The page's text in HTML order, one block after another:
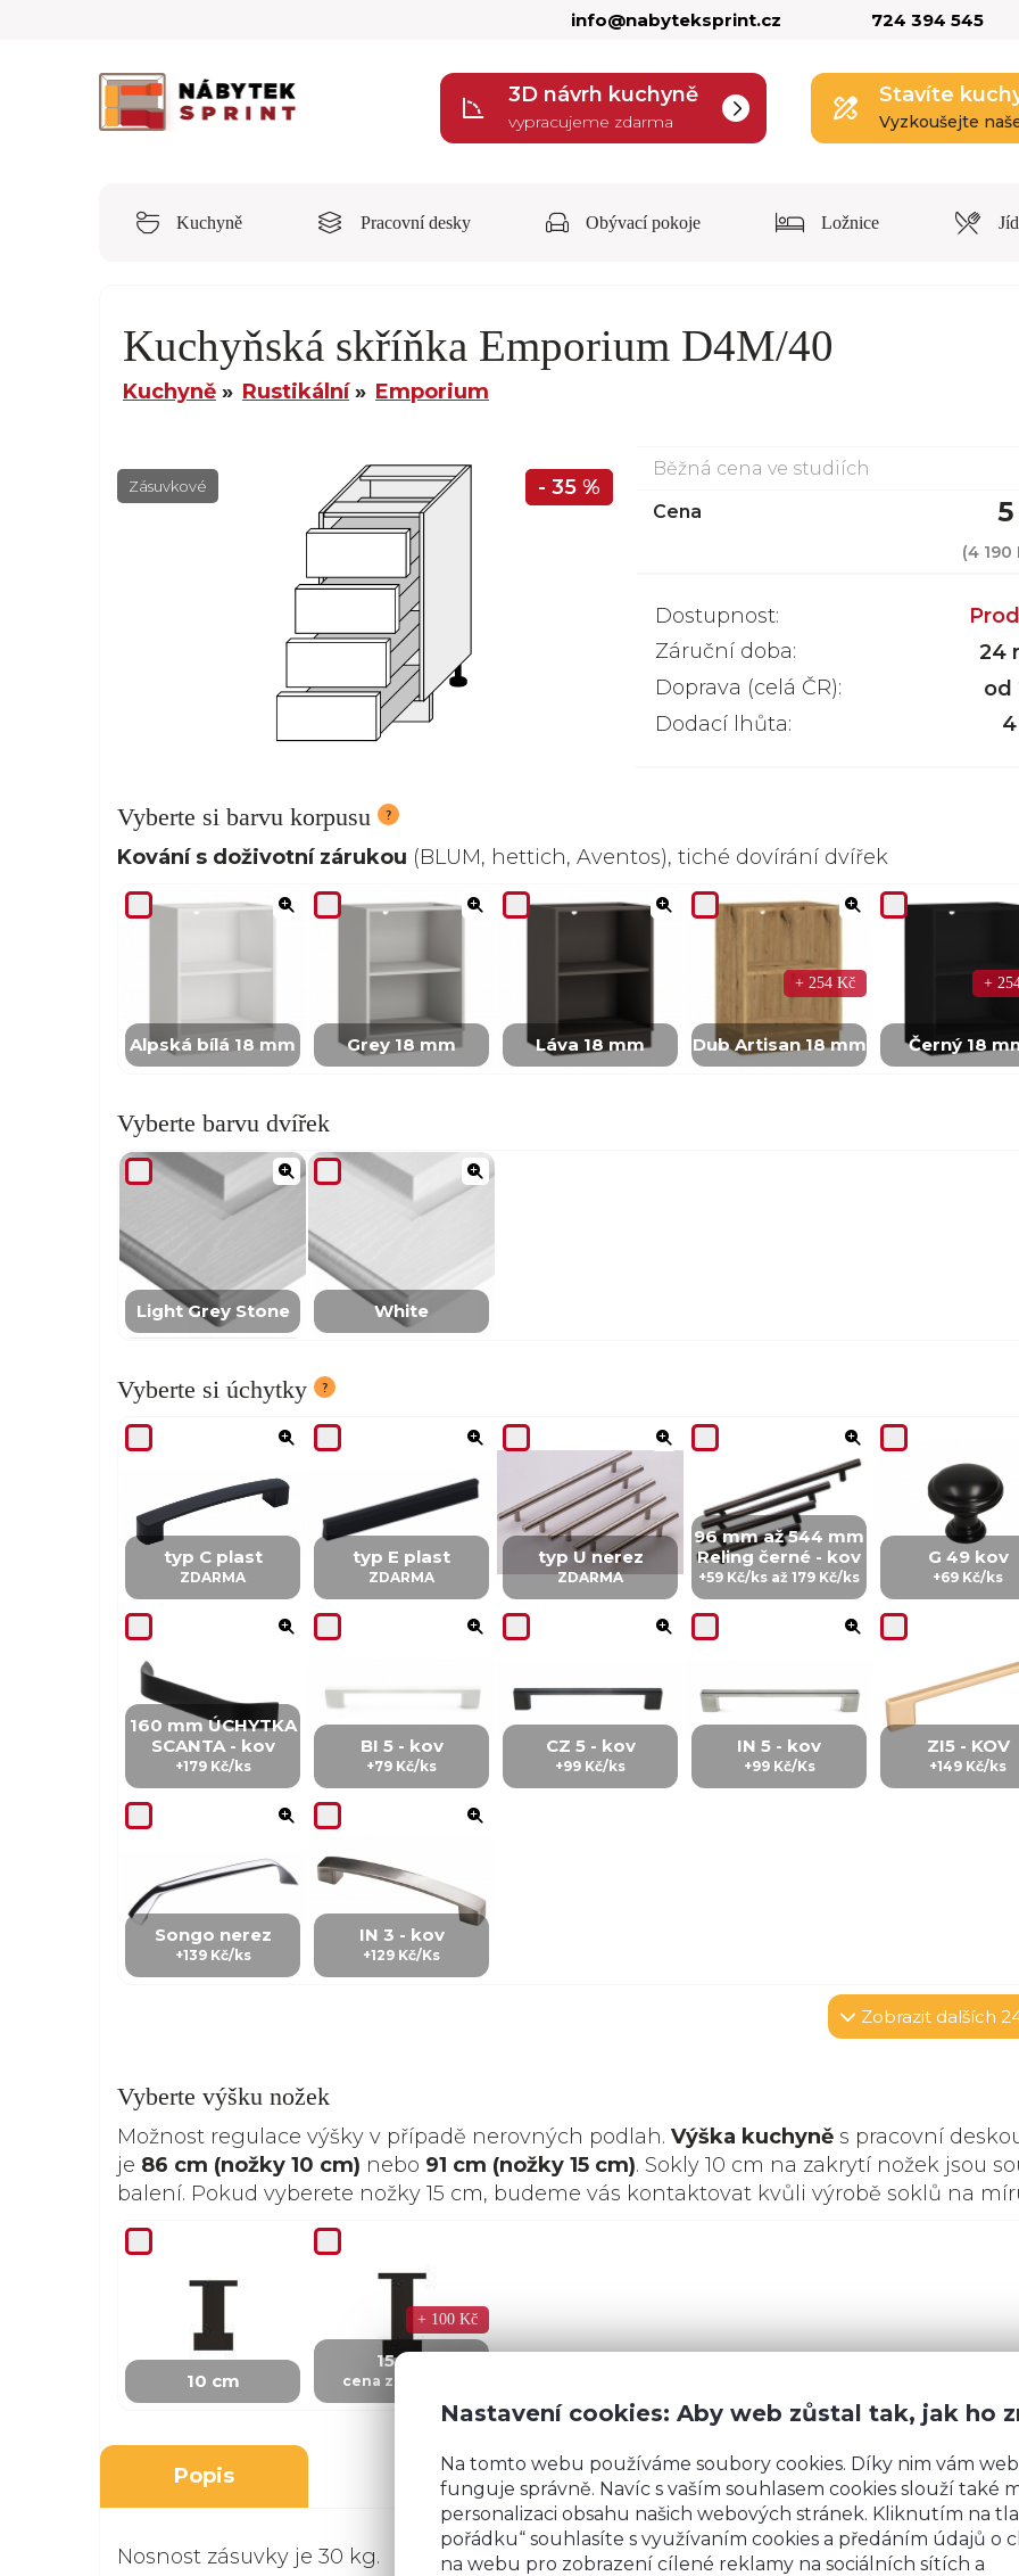
info@nabyteksprint.cz 724 394 545
3D návrh kuchyně
vypracujeme zdarma
Stavíte
Vyzkoušejte
Kuchyně Pracovní desky Obývací pokoje Ložnice
Kuchyňská skříňka Emporium D4M/40
Kuchyně Rustikální Emporium
Zásuvkové - 35 %
Běžná cena ve studiích
Cena
(4 190
Dostupnost:
Záruční doba:
24
Doprava (celá ČR):
od
Dodací lhůta:
Vyberte si barvu korpusu
Kování s doživotní zárukou (BLUM, hettich, Aventos), tiché dovírání dvířek
Alpská bílá 18 mm Grey 18 mm Láva 18 mm Dub Artisan 18 mm
+ 254 Kč
Černý 18
+
Vyberte barvu dvířek
Light Grey Stone White
Vyberte si úchytky
typ C plast
ZDARMA
typ E plast
ZDARMA
typ U nerez
ZDARMA
96 mm až 544 mm
Reling černé - kov
+59 Kč/ks až 179 Kč/ks
G 49 kov
+69 Kč/ks
160 mm ÚCHYTKA
SCANTA - kov
+179 Kč/ks
BI 5 - kov
+79 Kč/ks
CZ 5 - kov
+99 Kč/ks
IN 5 - kov
+99 Kč/Ks
ZI5 - KOV
+149 Kč/ks
Songo nerez
+139 Kč/ks
IN 3 - kov
+129 Kč/Ks
Zobrazit dalších
Vyberte výšku nožek
Možnost regulace výšky v případě nerovných podlah. Výška kuchyně s pracovní
je 86 cm (nožky 10 cm) nebo 91 cm (nožky 15 cm). Sokly 10 cm na zakrytí nožek jsou
balení. Pokud vyberete nožky 15 cm, budeme vás kontaktovat kvůli výrobě soklů na
10 cm
15 cm
cena za skříňku
+ 100 Kč
Popis
Nosnost zásuvky je 30 kg.
Nastavení cookies: Aby web zůstal tak, jak ho
Na tomto webu používáme soubory cookies. Díky nim vám web
funguje správně. Navíc s vaším souhlasem cookies slouží také
personalizaci obsahu našich webových stránek. Kliknutím na
pořádku“ souhlasíte s využívaním cookies a předáním údajů o
na webu pro zobrazení cílené reklamy na sociálních sítích a